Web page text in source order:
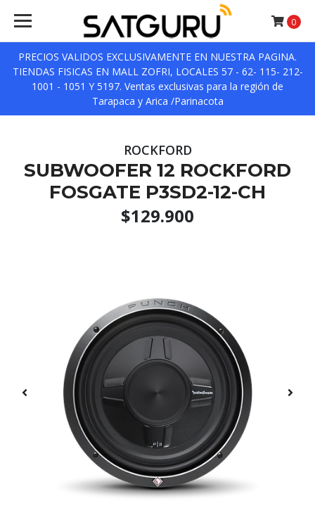
PRECIOS VALIDOS EXCLUSIVAMENTE EN NUESTRA PAGINA.
TIENDAS FISICAS EN MALL ZOFRI, LOCALES 57 - 62- 115- 212-
1001 - 1051 Y 5197. Ventas exclusivas para la región de
Tarapaca y Arica /Parinacota
0
ROCKFORD
SUBWOOFER 12 ROCKFORD
FOSGATE P3SD2-12-CH
$129.900